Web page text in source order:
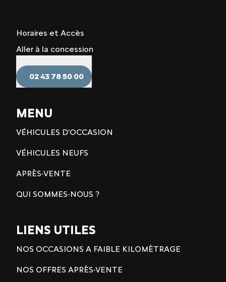
Horaires et Accès
Aller à la concession
02 43 78 50 00
MENU
VÉHICULES D'OCCASION
VÉHICULES NEUFS
APRÈS-VENTE
QUI SOMMES-NOUS ?
LIENS UTILES
NOS OCCASIONS A FAIBLE KILOMÈTRAGE
NOS OFFRES APRÈS-VENTE